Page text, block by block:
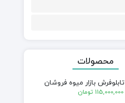
محصولات
تابلوفرش بازار میوه فروشان
115,000,000 تومان